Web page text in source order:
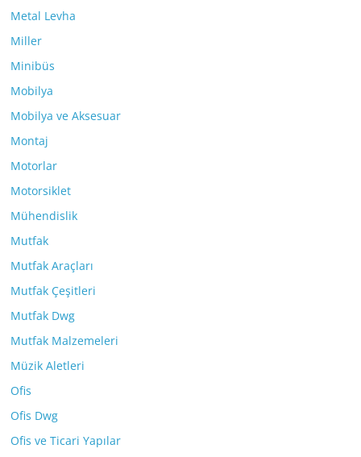
Metal Levha
Miller
Minibüs
Mobilya
Mobilya ve Aksesuar
Montaj
Motorlar
Motorsiklet
Mühendislik
Mutfak
Mutfak Araçları
Mutfak Çeşitleri
Mutfak Dwg
Mutfak Malzemeleri
Müzik Aletleri
Ofis
Ofis Dwg
Ofis ve Ticari Yapılar